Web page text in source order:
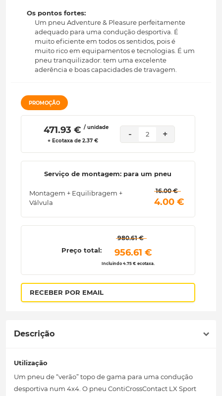
Os pontos fortes:
Um pneu Adventure & Pleasure perfeitamente
adequado para uma condução desportiva. É
muito eficiente em todos os sentidos, pois é
muito rico em equipamentos e tecnologias. É um
pneu tranquilizador: tem uma excelente
aderência e boas capacidades de travagem.
PROMOÇÃO
471.93 € / unidade
+ Ecotaxa de 2.37 €
- 2 +
Serviço de montagem: para um pneu
Montagem + Equilibragem +
Válvula
16.00 €
4.00 €
Preço total:
980.61 €
956.61 €
Incluindo 4.75 € ecotaxa.
RECEBER POR EMAIL
Descrição
Utilização
Um pneu de “verão” topo de gama para uma condução
desportiva num 4x4. O pneu ContiCrossContact LX Sport